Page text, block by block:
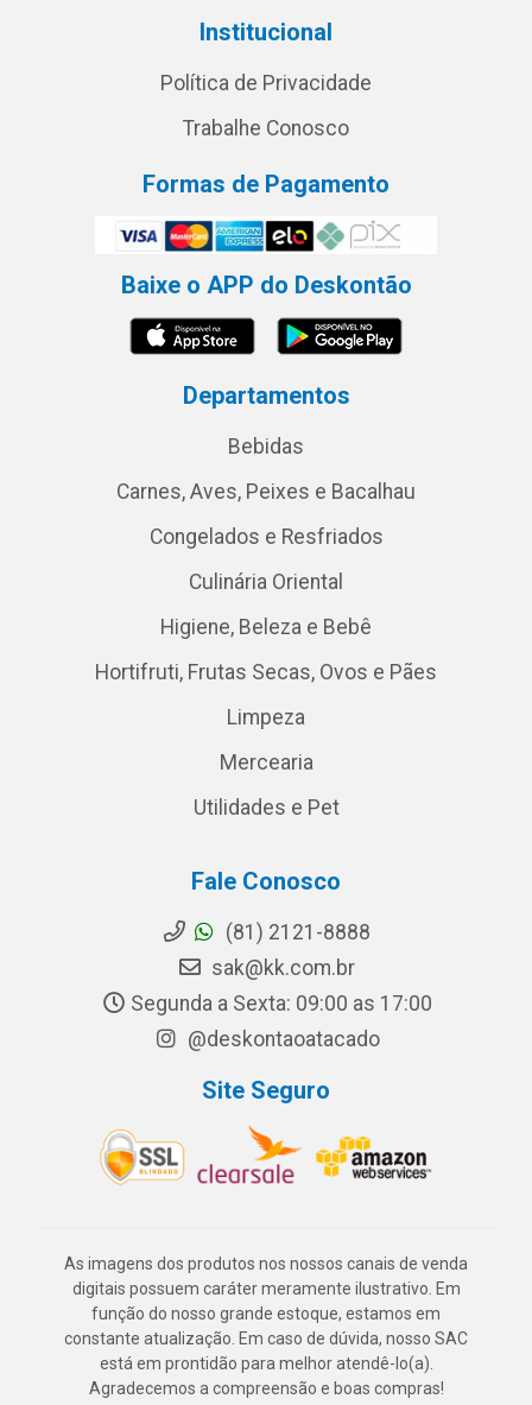
Institucional
Política de Privacidade
Trabalhe Conosco
Formas de Pagamento
Baixe o APP do Deskontão
Departamentos
Bebidas
Carnes, Aves, Peixes e Bacalhau
Congelados e Resfriados
Culinária Oriental
Higiene, Beleza e Bebê
Hortifruti, Frutas Secas, Ovos e Pães
Limpeza
Mercearia
Utilidades e Pet
Fale Conosco
(81) 2121-8888
sak@kk.com.br
Segunda a Sexta: 09:00 as 17:00
@deskontaoatacado
Site Seguro
As imagens dos produtos nos nossos canais de venda
digitais possuem caráter meramente ilustrativo. Em
função do nosso grande estoque, estamos em
constante atualização. Em caso de dúvida, nosso SAC
está em prontidão para melhor atendê-lo(a).
Agradecemos a compreensão e boas compras!